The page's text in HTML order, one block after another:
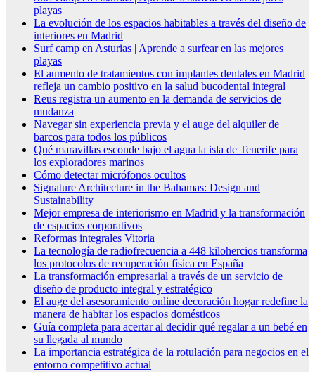
playas
La evolución de los espacios habitables a través del diseño de
interiores en Madrid
Surf camp en Asturias | Aprende a surfear en las mejores
playas
El aumento de tratamientos con implantes dentales en Madrid
refleja un cambio positivo en la salud bucodental integral
Reus registra un aumento en la demanda de servicios de
mudanza
Navegar sin experiencia previa y el auge del alquiler de
barcos para todos los públicos
Qué maravillas esconde bajo el agua la isla de Tenerife para
los exploradores marinos
Cómo detectar micrófonos ocultos
Signature Architecture in the Bahamas: Design and
Sustainability
Mejor empresa de interiorismo en Madrid y la transformación
de espacios corporativos
Reformas integrales Vitoria
La tecnología de radiofrecuencia a 448 kilohercios transforma
los protocolos de recuperación física en España
La transformación empresarial a través de un servicio de
diseño de producto integral y estratégico
El auge del asesoramiento online decoración hogar redefine la
manera de habitar los espacios domésticos
Guía completa para acertar al decidir qué regalar a un bebé en
su llegada al mundo
La importancia estratégica de la rotulación para negocios en el
entorno competitivo actual